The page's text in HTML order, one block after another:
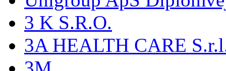
3 K S.R.O.
3A HEALTH CARE